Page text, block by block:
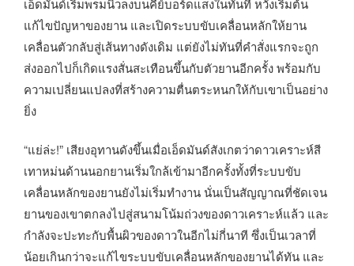
เอ็ดมันด์เริ่มพรมนิ้วลงบนคีย์บอร์ดแสงในทันที หวังเริ่มต้น
แก้ไขปัญหาของยาน และเปิดระบบขับเคลื่อนหลักให้ยาน
เคลื่อนตัวกลับสู่เส้นทางดังเดิม แต่ยังไม่ทันที่คำสั่งแรกจะถูก
ส่งออกไปก็เกิดแรงสั่นสะเทือนขึ้นกับตัวยานอีกครั้ง พร้อมกับ
ความเปลี่ยนแปลงที่สร้างความตื่นตระหนกให้กับเขาเป็นอย่าง
ยิ่ง
“แย่ล่ะ!” เสียงอุทานดังขึ้นเมื่อเอ็ดมันด์สังเกตว่าดาวเคราะห์สี
เทาหม่นด้านนอกยานเริ่มใกล้เข้ามาอีกครั้งทั้งที่ระบบขับ
เคลื่อนหลักของยานยังไม่เริ่มทำงาน นั่นเป็นสัญญาณที่ชัดเจน
ยานของเขาตกลงไปสู่สนามโน้มถ่วงของดาวเคราะห์แล้ว และ
กำลังจะปะทะกับพื้นผิวของดาวในอีกไม่กี่นาที ซึ่งเป็นเวลาที่
น้อยเกินกว่าจะแก้ไขระบบขับเคลื่อนหลักของยานได้ทัน และ